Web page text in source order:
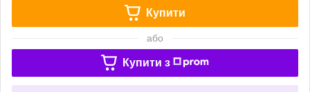
Купити
або
Купити з